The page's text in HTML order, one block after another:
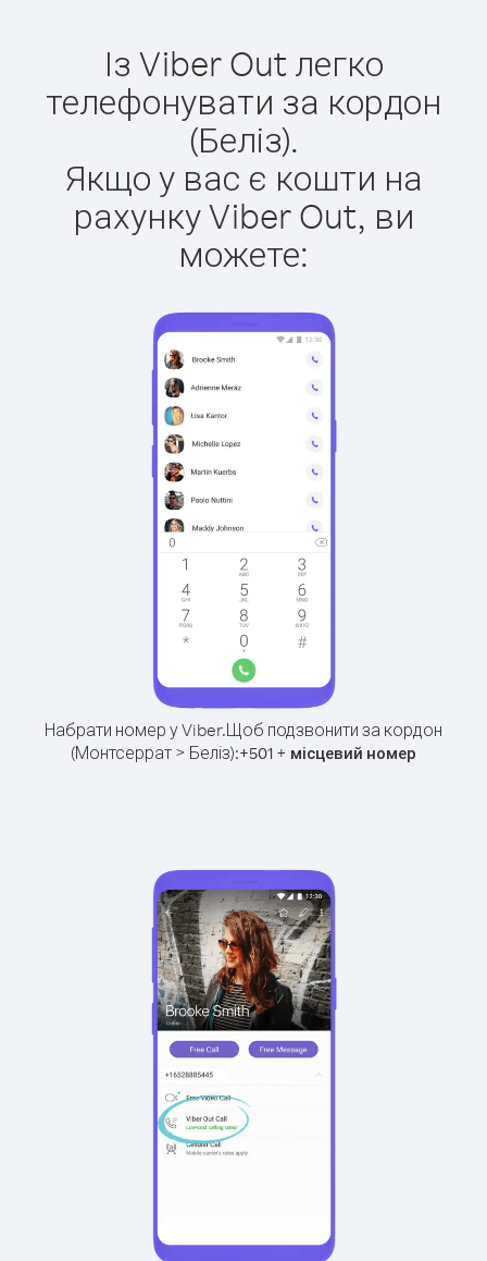
Із Viber Out легко
телефонувати за кордон
(Беліз).
Якщо у вас є кошти на
рахунку Viber Out, ви
можете:
Набрати номер у Viber.Щоб подзвонити за кордон
(Монтсеррат > Беліз):+501 + місцевий номер